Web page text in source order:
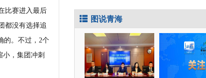
比赛进入最后
都没有选择追
的。不过，2个
小，集团冲刺
图说青海